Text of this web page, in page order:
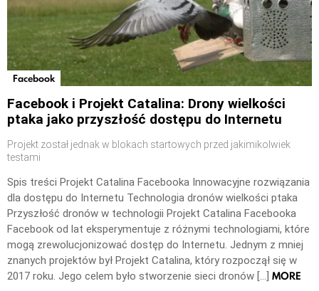
Facebook
Facebook i Projekt Catalina: Drony wielkości
ptaka jako przyszłość dostępu do Internetu
Projekt został jednak w blokach startowych przed jakimikolwiek
testami
Spis treści Projekt Catalina Facebooka Innowacyjne rozwiązania
dla dostępu do Internetu Technologia dronów wielkości ptaka
Przyszłość dronów w technologii Projekt Catalina Facebooka
Facebook od lat eksperymentuje z różnymi technologiami, które
mogą zrewolucjonizować dostęp do Internetu. Jednym z mniej
znanych projektów był Projekt Catalina, który rozpoczął się w
2017 roku. Jego celem było stworzenie sieci dronów […] MORE